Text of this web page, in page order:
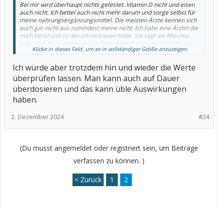
Bei mir wird überhaupt nichts getestet..Vitamin D nicht und eisen
auch nicht. Ich bettel auch nicht mehr darum und sorge selbst für
meine nahrungsergänzungsmittel. Die meisten Ärzte kennen sich
auch gar nicht aus zumindest meine nicht. Ich habe eine Ärztin die
mich berät und zu der ich vertrauen habe. Sie sagt als Rheuma
erkrankte habe ich einen erhöhten Bedarf an einigen Vitaminen
und Spurenelementen sowie Eisen.
Klicke in dieses Feld, um es in vollständiger Größe anzuzeigen.
Ich würde aber trotzdem hin und wieder die Werte
überprüfen lassen. Man kann auch auf Dauer
überdosieren und das kann üble Auswirkungen
haben.
#24
2. Dezember 2024
(Du musst angemeldet oder registriert sein, um Beiträge
verfassen zu können. )
< Zurück 1 2